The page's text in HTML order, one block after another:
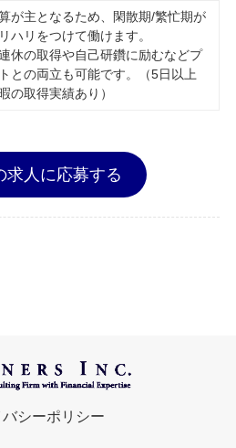
が主となるため、閑散期/繁忙期が
ハリをつけて働けます。
休の取得や自己研鑽に励むなどプ
との両立も可能です。（5日以上
の取得実績あり）
求人に応募する
シーポリシー